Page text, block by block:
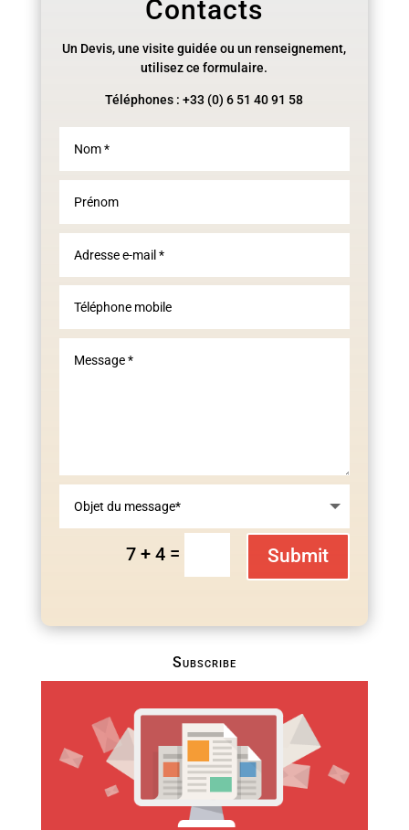
Contacts
Un Devis, une visite guidée ou un renseignement,
utilisez ce formulaire.
Téléphones : +33 (0) 6 51 40 91 58
7 + 4 = Submit
Subscribe